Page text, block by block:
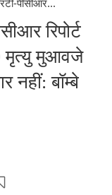
पीसीआर...
रिपोर्ट
मृत्यु मुआवजे
नहीं: बॉम्बे